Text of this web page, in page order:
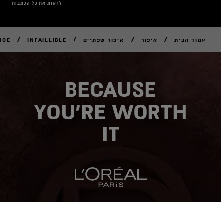
לראות את כל הכתבות
עמוד הבית / איפור / איפור שפתיים /
INFAILLIBLE
/
BECAUSE
YOU'RE WORTH
IT